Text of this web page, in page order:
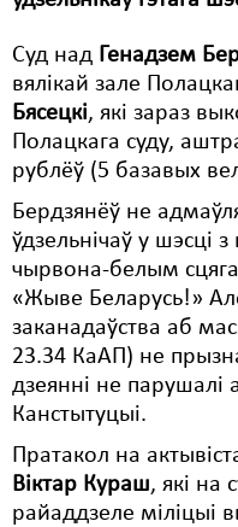
Суд над Генадзем
вялікай зале
Бясецкі, які зараз
Полацкага суду,
рублёў (5 базавых
Бердзянёў не
ўдзельнічаў у шэсці
чырвона-белым
«Жыве Беларусь!»
заканадаўства аб
23.34 КаАП) не
дзеянні не парушалі
Канстытуцыі.
Пратакол на
Віктар Кураш, які на
райаддзеле міліцыі
Пэнітэнцыярная сыстэма
Распальваньне варожасьці
Рознае
Свабода сумленьня
Суд
Сьмяротнае пакараньне
Экалёгія
Сацыяльныя правы